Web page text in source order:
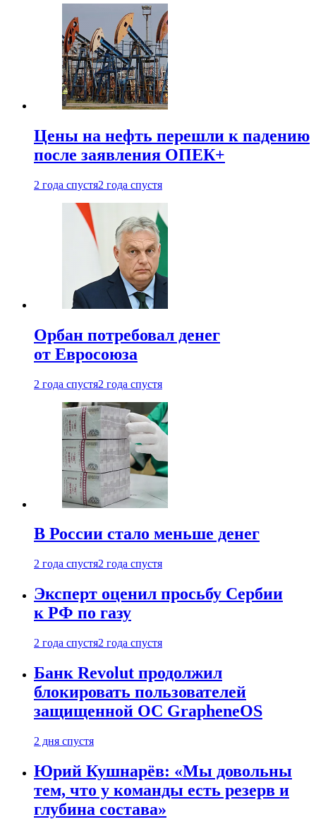
Цены на нефть перешли к падению
после заявления ОПЕК+
2 года спустя2 года спустя
Орбан потребовал денег
от Евросоюза
2 года спустя2 года спустя
В России стало меньше денег
2 года спустя2 года спустя
Эксперт оценил просьбу Сербии
к РФ по газу
2 года спустя2 года спустя
Банк Revolut продолжил
блокировать пользователей
защищенной ОС GrapheneOS
2 дня спустя
Юрий Кушнарёв: «Мы довольны
тем, что у команды есть резерв и
глубина состава»